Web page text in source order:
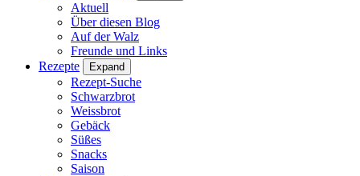
Aktuell
Über diesen Blog
Auf der Walz
Freunde und Links
Rezepte
Expand
Rezept-Suche
Schwarzbrot
Weissbrot
Gebäck
Süßes
Snacks
Saison